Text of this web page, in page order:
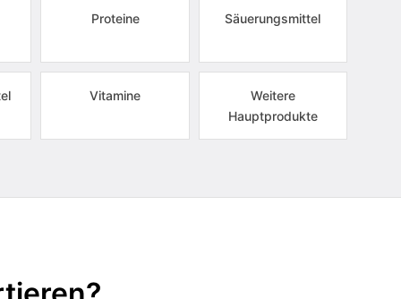
Proteine Säuerungsmittel
Vitamine
Weitere
Hauptprodukte